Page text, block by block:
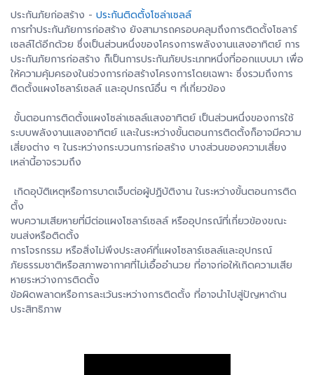
ประกันภัยก่อสร้าง - ประกันติดตั้งโซล่าเซลล์
การทำประกันภัยการก่อสร้าง ยังสามารถครอบคลุมถึงการติดตั้งโซลาร์
เซลล์ได้อีกด้วย ซึ่งเป็นส่วนหนึ่งของโครงการพลังงานแสงอาทิตย์ การ
ประกันภัยการก่อสร้าง ก็เป็นการประกันภัยประเภทหนึ่งที่ออกแบบมา เพื่อ
ให้ความคุ้มครองในช่วงการก่อสร้างโครงการโดยเฉพาะ ซึ่งรวมถึงการ
ติดตั้งแผงโซลาร์เซลล์ และอุปกรณ์อื่น ๆ ที่เกี่ยวข้อง
ขั้นตอนการติดตั้งแผงโซล่าเซลล์แสงอาทิตย์ เป็นส่วนหนึ่งของการใช้
ระบบพลังงานแสงอาทิตย์ และในระหว่างขั้นตอนการติดตั้งก็อาจมีความ
เสี่ยงต่าง ๆ ในระหว่างกระบวนการก่อสร้าง บางส่วนของความเสี่ยง
เหล่านี้อาจรวมถึง
เกิดอุบัติเหตุหรือการบาดเจ็บต่อผู้ปฏิบัติงาน ในระหว่างขั้นตอนการติด
ตั้ง
พบความเสียหายที่มีต่อแผงโซลาร์เซลล์ หรืออุปกรณ์ที่เกี่ยวข้องขณะ
ขนส่งหรือติดตั้ง
การโจรกรรม หรือสิ่งไม่พึงประสงค์ที่แผงโซลาร์เซลล์และอุปกรณ์
ภัยธรรมชาติหรือสภาพอากาศที่ไม่เอื้ออำนวย ที่อาจก่อให้เกิดความเสีย
หายระหว่างการติดตั้ง
ข้อผิดพลาดหรือการละเว้นระหว่างการติดตั้ง ที่อาจนำไปสู่ปัญหาด้าน
ประสิทธิภาพ